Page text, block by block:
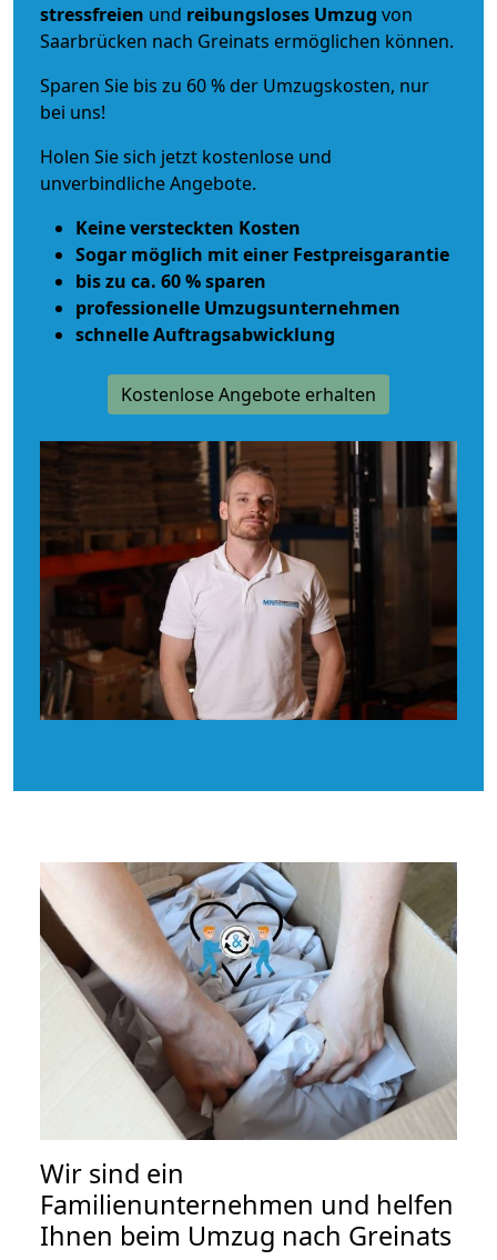
stressfreien und reibungsloses Umzug von
Saarbrücken nach Greinats ermöglichen können.
Sparen Sie bis zu 60 % der Umzugskosten, nur
bei uns!
Holen Sie sich jetzt kostenlose und
unverbindliche Angebote.
Keine versteckten Kosten
Sogar möglich mit einer Festpreisgarantie
bis zu ca. 60 % sparen
professionelle Umzugsunternehmen
schnelle Auftragsabwicklung
Kostenlose Angebote erhalten
Wir sind ein
Familienunternehmen und helfen
Ihnen beim Umzug nach Greinats